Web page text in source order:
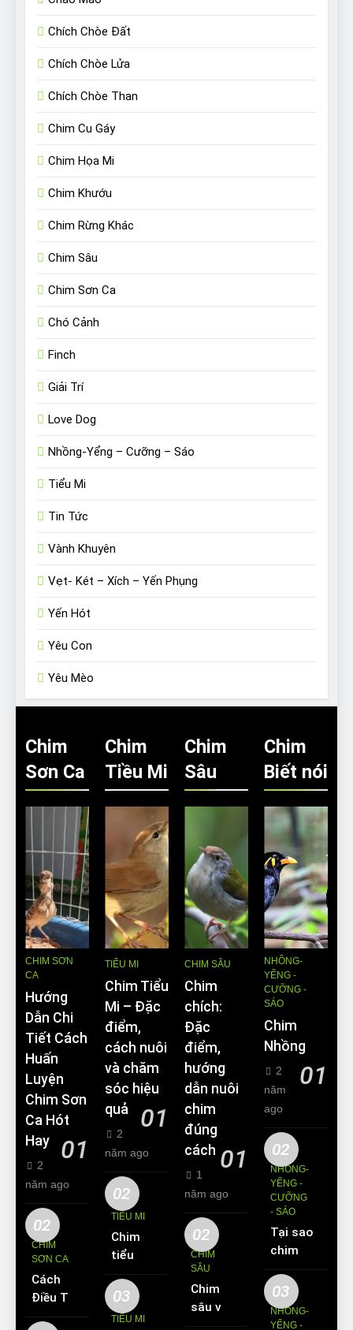
Chích Chòe Đất
Chích Chòe Lửa
Chích Chòe Than
Chim Cu Gáy
Chim Họa Mi
Chim Khướu
Chim Rừng Khác
Chim Sâu
Chim Sơn Ca
Chó Cảnh
Finch
Giải Trí
Love Dog
Nhồng-Yểng – Cưỡng – Sáo
Tiểu Mi
Tin Tức
Vành Khuyên
Vẹt- Két – Xích – Yến Phụng
Yến Hót
Yêu Con
Yêu Mèo
Chim
Sơn Ca
CHIM SƠN
CA
Hướng
Dẫn Chi
Tiết Cách
Huấn
Luyện
Chim Sơn
Ca Hót
Hay
01
2
năm ago
02
CHIM
SƠN CA
Cách
Điều Trị
Hiệu
Chim
Tiều Mi
TIỂU MI
Chim Tiểu
Mi – Đặc
điểm,
cách nuôi
và chăm
sóc hiệu
quả
01
2
năm ago
02
TIỂU MI
Chim
tiểu mi
ăn gì?
Kinh
nghiệm
03
TIỂU MI
Chim
Sâu
CHIM SÂU
Chim
chích:
Đặc
điểm,
hướng
dẫn nuôi
chim
đúng
cách 01
1
năm ago
02
CHIM
SÂU
Chim
sâu và
những
Chim
Biết nói
NHỒNG-
YỂNG -
CƯỠNG -
SÁO
Chim
Nhồng
01
2
năm
ago
02
NHỒNG-
YỂNG -
CƯỠNG
- SÁO
Tại sao
chim
Sáo lại
được
yêu
thích
03
NHỒNG-
YỂNG -